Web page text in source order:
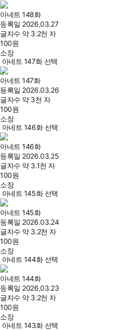
아네트 148화
등록일 2026.03.27
글자수 약 3.2천 자
100원
소장
아네트 147화 선택
아네트 147화
등록일 2026.03.26
글자수 약 3천 자
100원
소장
아네트 146화 선택
아네트 146화
등록일 2026.03.25
글자수 약 3.1천 자
100원
소장
아네트 145화 선택
아네트 145화
등록일 2026.03.24
글자수 약 3.2천 자
100원
소장
아네트 144화 선택
아네트 144화
등록일 2026.03.23
글자수 약 3.2천 자
100원
소장
아네트 143화 선택